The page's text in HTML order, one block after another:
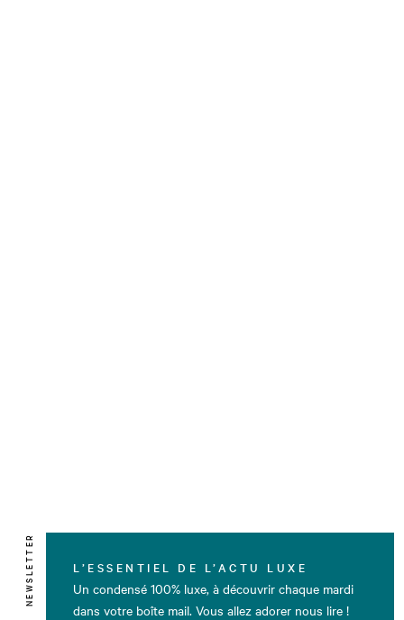
NEWSLETTER L’ESSENTIEL DE L’ACTU LUXE
Un condensé 100% luxe, à découvrir chaque mardi
dans votre boîte mail. Vous allez adorer nous lire !